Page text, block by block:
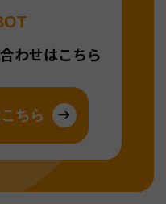
わせはこちら
ちら